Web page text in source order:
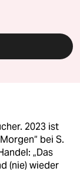
2023 ist
bei S.
„Das
(nie) wieder